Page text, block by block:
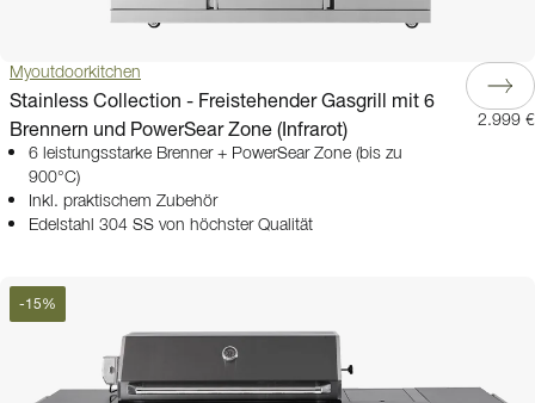
Myoutdoorkitchen
Stainless Collection - Freistehender Gasgrill mit 6
Brennern und PowerSear Zone (Infrarot)
6 leistungsstarke Brenner + PowerSear Zone (bis zu
900°C)
Inkl. praktischem Zubehör
Edelstahl 304 SS von höchster Qualität
2.999 €
-15%